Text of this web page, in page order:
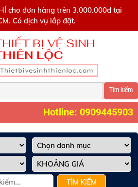
cho đơn hàng trên 3.000.000đ tại
Có dịch vụ lắp đặt.
Tìm kiếm
Hotline: 0909445903
TÌM KIẾM